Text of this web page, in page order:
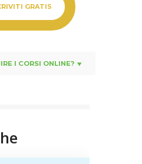
GRATIS
I CORSI ONLINE?